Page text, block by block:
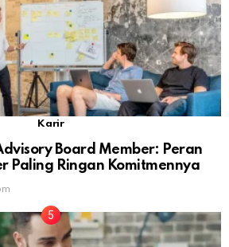
Karir
Board Member: Peran
Paling Ringan Komitmennya